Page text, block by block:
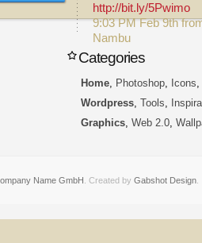
http://bit.ly/5Pwimo
9:03 PM Feb 9th
Nambu
Categories
Home Photoshop Icons
Wordpress Tools
Graphics Web 2.0
Name GmbH . Created by Gabshot Design